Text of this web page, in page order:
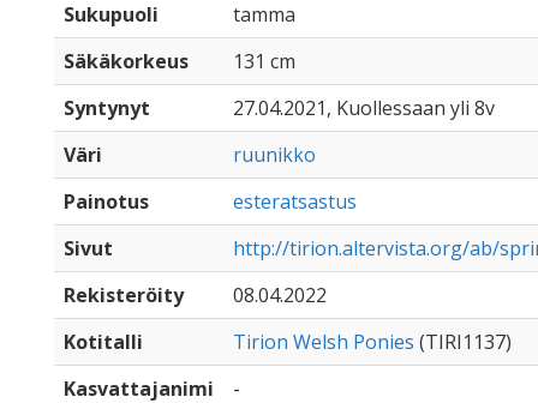
Sukupuoli
tamma
Säkäkorkeus
131 cm
Syntynyt
27.04.2021, Kuollessaan yli 8v
Väri
ruunikko
Painotus
esteratsastus
Sivut
http://tirion.altervista.org/ab/
Rekisteröity
08.04.2022
Kotitalli
Tirion Welsh Ponies (TIRI1137)
Kasvattajanimi
-